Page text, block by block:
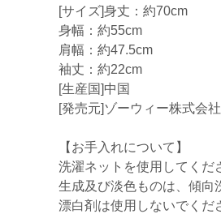
[サイズ]身丈：約70cm
身幅：約55cm
肩幅：約47.5cm
袖丈：約22cm
[生産国]中国
[発売元]ゾーウィー株式会社
【お手入れについて】
洗濯ネットを使用してくだ
生成及び淡色ものは、傾向
漂白剤は使用しないでくだ